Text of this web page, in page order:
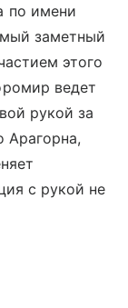
по имени
заметный
этого
ведет
рукой за
Арагорна,
с рукой не